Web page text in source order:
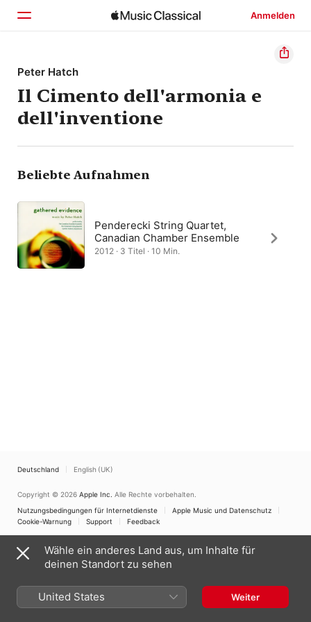
Anmelden
Startseite
Entdecken
Suchen
Peter Hatch
Il Cimento dell'armonia e
dell'inventione
Beliebte Aufnahmen
Penderecki String Quartet,
Canadian Chamber Ensemble
2012 · 3 Titel · 10 Min.
Deutschland English (UK)
Copyright © 2026 Apple Inc. Alle Rechte vorbehalten.
Nutzungsbedingungen für Internetdienste
Apple Music und Datenschutz
Cookie-Warnung
Support Feedback
Wähle ein anderes Land aus, um Inhalte für
deinen Standort zu sehen
United States Weiter